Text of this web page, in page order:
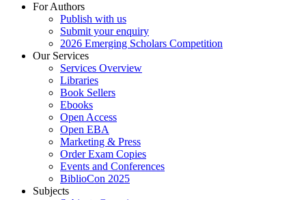
For Authors
Publish with us
Submit your enquiry
2026 Emerging Scholars Competition
Our Services
Services Overview
Libraries
Book Sellers
Ebooks
Open Access
Open EBA
Marketing & Press
Order Exam Copies
Events and Conferences
BiblioCon 2025
Subjects